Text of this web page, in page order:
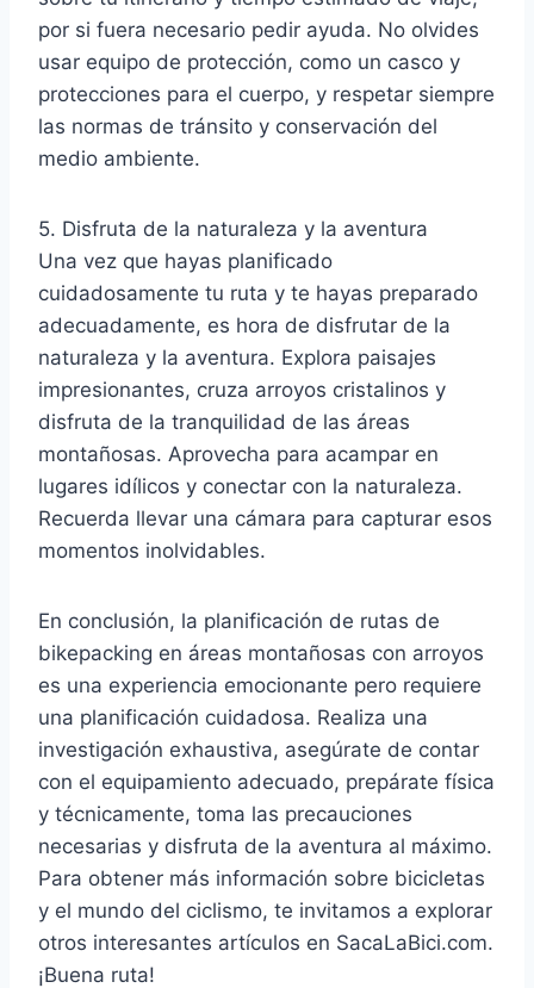
por si fuera necesario pedir ayuda. No olvides
usar equipo de protección, como un casco y
protecciones para el cuerpo, y respetar siempre
las normas de tránsito y conservación del
medio ambiente.
5. Disfruta de la naturaleza y la aventura
Una vez que hayas planificado
cuidadosamente tu ruta y te hayas preparado
adecuadamente, es hora de disfrutar de la
naturaleza y la aventura. Explora paisajes
impresionantes, cruza arroyos cristalinos y
disfruta de la tranquilidad de las áreas
montañosas. Aprovecha para acampar en
lugares idílicos y conectar con la naturaleza.
Recuerda llevar una cámara para capturar esos
momentos inolvidables.
En conclusión, la planificación de rutas de
bikepacking en áreas montañosas con arroyos
es una experiencia emocionante pero requiere
una planificación cuidadosa. Realiza una
investigación exhaustiva, asegúrate de contar
con el equipamiento adecuado, prepárate física
y técnicamente, toma las precauciones
necesarias y disfruta de la aventura al máximo.
Para obtener más información sobre bicicletas
y el mundo del ciclismo, te invitamos a explorar
otros interesantes artículos en SacaLaBici.com.
¡Buena ruta!